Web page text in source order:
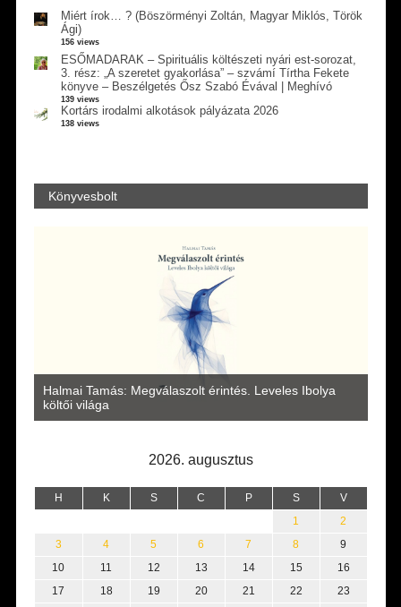
Miért írok… ? (Böszörményi Zoltán, Magyar Miklós, Török
Ági)
156 views
ESŐMADARAK – Spirituális költészeti nyári est-sorozat,
3. rész: „A szeretet gyakorlása” – szvámí Tírtha Fekete
könyve – Beszélgetés Ősz Szabó Évával | Meghívó
139 views
Kortárs irodalmi alkotások pályázata 2026
138 views
Könyvesbolt
Halmai Tamás: Megválaszolt érintés. Leveles Ibolya
költői világa
2026. augusztus
H K S C P S V
1
2
3
4 5 6 7 8
9
10
11 12 13 14 15
16
17
18 19 20 21 22
23